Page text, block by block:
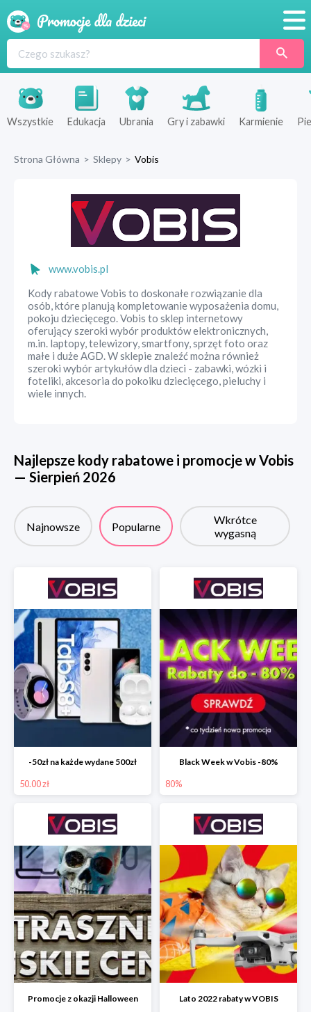
Produkty
Sklepy
Wszystkie Edukacja Ubrania Gry i zabawki Karmienie
Strona Główna > Sklepy > Vobis
www.vobis.pl
Kody rabatowe Vobis to doskonałe rozwiązanie dla
osób, które planują kompletowanie wyposażenia domu,
pokoju dziecięcego. Vobis to sklep internetowy
oferujący szeroki wybór produktów elektronicznych,
m.in. laptopy, telewizory, smartfony, sprzęt foto oraz
małe i duże AGD. W sklepie znaleźć można również
szeroki wybór artykułów dla dzieci - zabawki, wózki i
foteliki, akcesoria do pokoiku dziecięcego, pieluchy i
wiele innych.
Najlepsze kody rabatowe i promocje wVobis
— Sierpień 2026
Najnowsze Popularne
Wkrótce
wygasną
-50zł na każde wydane 500zł
50.00 zł
Black Week w Vobis -80%
80%
Promocje z okazji Halloween Lato 2022 rabaty w VOBIS